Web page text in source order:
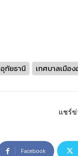
อุทัยธานี เทศบาลเมือ
แชร์
Facebook